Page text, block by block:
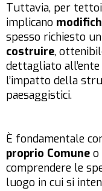
Tuttavia, per
implicano
spesso richiesto
costruire,
dettagliato
l’impatto della
paesaggistici.
È fondamentale
proprio Comune o
comprendere le
luogo in cui si